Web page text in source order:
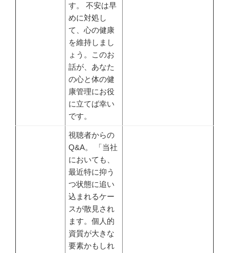
す。 不安は早
めに対処し
て、心の健康
を維持しまし
ょう。このお
話が、あなた
の心と体の健
康管理にお役
に立てば幸い
です。
視聴者からの
Q&A。 「当社
においても、
最近特に抑う
つ状態に追い
込まれるケー
スが散見され
ます。個人的
資質が大きな
要素かもしれ